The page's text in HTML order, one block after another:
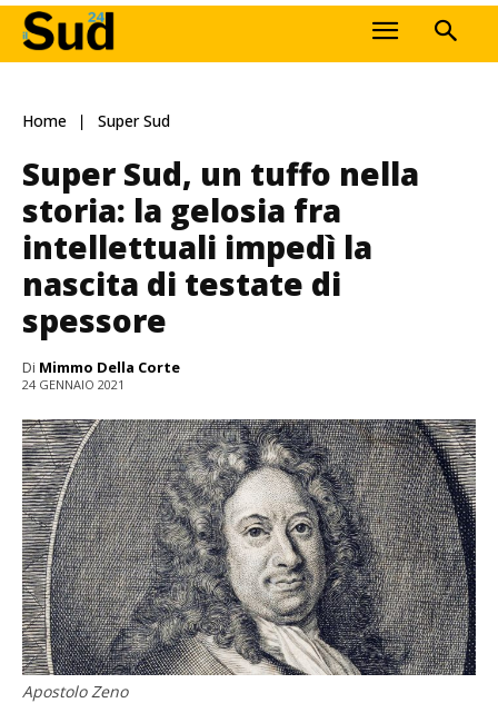
Home Super Sud
Super Sud, un tuffo nella
storia: la gelosia fra
intellettuali impedì la
nascita di testate di
spessore
Di Mimmo Della Corte
24 GENNAIO 2021
Apostolo Zeno